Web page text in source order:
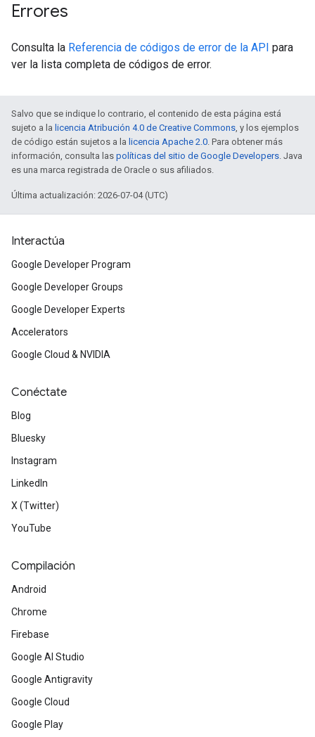
Errores
Consulta la Referencia de códigos de error de la API para
ver la lista completa de códigos de error.
Salvo que se indique lo contrario, el contenido de esta página está
sujeto a la licencia Atribución 4.0 de Creative Commons, y los ejemplos
de código están sujetos a la licencia Apache 2.0. Para obtener más
información, consulta las políticas del sitio de Google Developers. Java
es una marca registrada de Oracle o sus afiliados.
Última actualización: 2026-07-04 (UTC)
Interactúa
Google Developer Program
Google Developer Groups
Google Developer Experts
Accelerators
Google Cloud & NVIDIA
Conéctate
Blog
Bluesky
Instagram
LinkedIn
X (Twitter)
YouTube
Compilación
Android
Chrome
Firebase
Google AI Studio
Google Antigravity
Google Cloud
Google Play